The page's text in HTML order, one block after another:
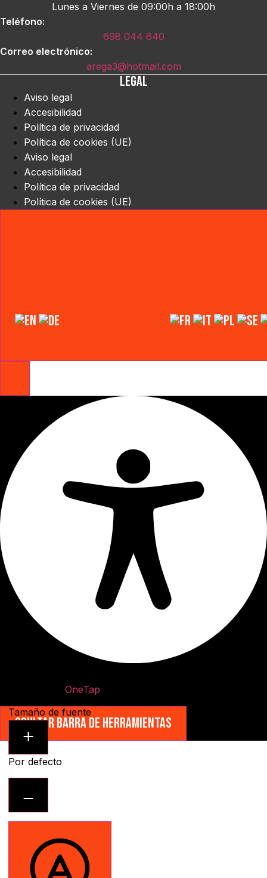
Lunes a Viernes de 09:00h a 18:00h
Teléfono:
698 044 640
Correo electrónico:
arega3@hotmail.com
Legal
Aviso legal
Accesibilidad
Política de privacidad
Política de cookies (UE)
Aviso legal
Accesibilidad
Política de privacidad
Política de cookies (UE)
OneTap
Ocultar barra de herramientas
Módulos de contenido
Tamaño de fuente
Por defecto